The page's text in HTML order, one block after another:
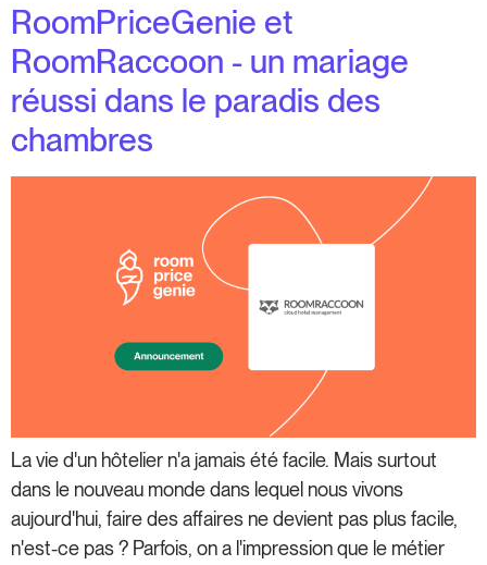
RoomPriceGenie et
RoomRaccoon - un mariage
réussi dans le paradis des
chambres
La vie d'un hôtelier n'a jamais été facile. Mais surtout
dans le nouveau monde dans lequel nous vivons
aujourd'hui, faire des affaires ne devient pas plus facile,
n'est-ce pas ? Parfois, on a l'impression que le métier